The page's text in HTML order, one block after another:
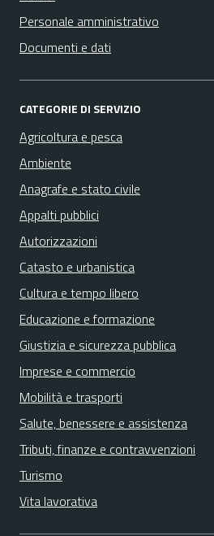
Personale amministrativo
Documenti e dati
CATEGORIE DI SERVIZIO
Agricoltura e pesca
Ambiente
Anagrafe e stato civile
Appalti pubblici
Autorizzazioni
Catasto e urbanistica
Cultura e tempo libero
Educazione e formazione
Giustizia e sicurezza pubblica
Imprese e commercio
Mobilità e trasporti
Salute, benessere e assistenza
Tributi, finanze e contravvenzioni
Turismo
Vita lavorativa